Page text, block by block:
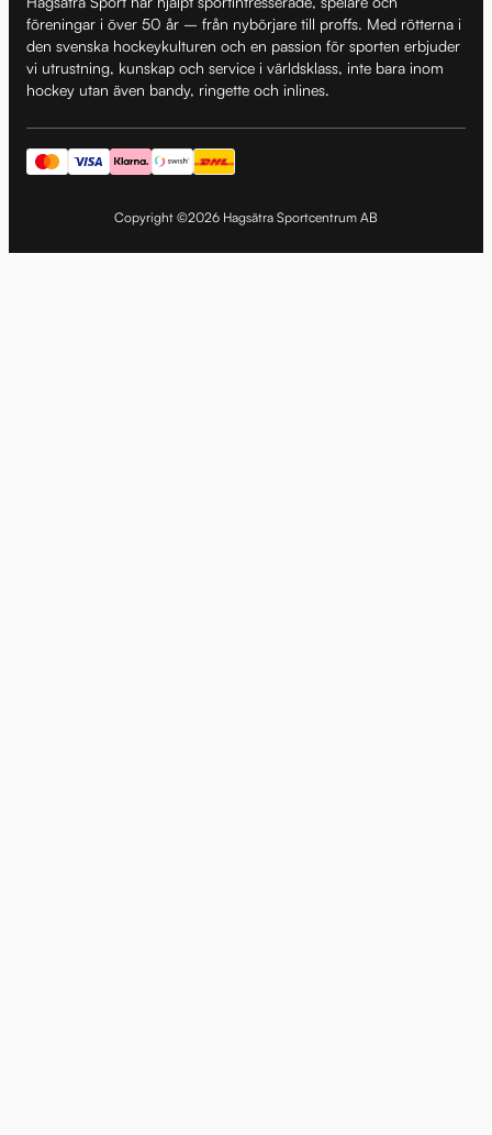
föreningar i över 50 år – från nybörjare till proffs. Med rötterna i
den svenska hockeykulturen och en passion för sporten erbjuder
vi utrustning, kunskap och service i världsklass, inte bara inom
hockey utan även bandy, ringette och inlines.
Copyright ©2026 Hagsätra Sportcentrum AB